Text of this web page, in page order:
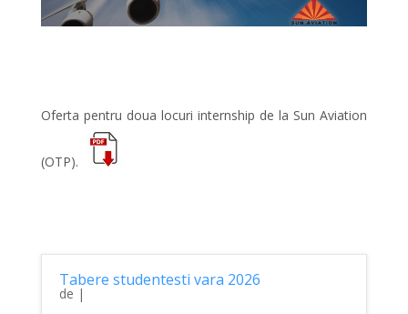
Oferta pentru doua locuri internship de la Sun Aviation
(OTP).
Tabere studentesti vara 2026
de |